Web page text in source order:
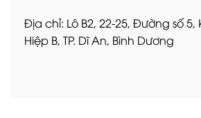
Địa chỉ: Lô B2, 22-25, Đường số 5,
Hiệp B, TP. Dĩ An, Bình Dương